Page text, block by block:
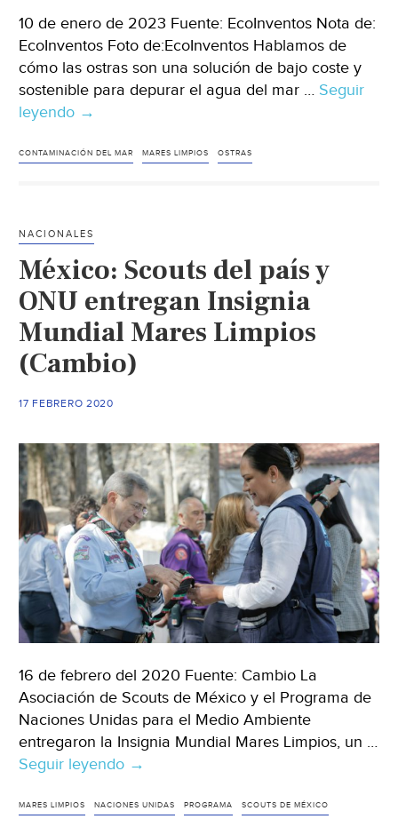
10 de enero de 2023 Fuente: EcoInventos Nota de:
EcoInventos Foto de:EcoInventos Hablamos de
cómo las ostras son una solución de bajo coste y
sostenible para depurar el agua del mar … Seguir
leyendo Mundo-
la
bajo
coste
limpiar
y
depurar
agua
mar
(EcoInventos)
→
CONTAMINACIÓN DEL MAR MARES LIMPIOS OSTRAS
NACIONALES
México: Scouts del país y
ONU entregan Insignia
Mundial Mares Limpios
(Cambio)
17 FEBRERO 2020
16 de febrero del 2020 Fuente: Cambio La
Asociación de Scouts de México y el Programa de
Naciones Unidas para el Medio Ambiente
entregaron la Insignia Mundial Mares Limpios, un …
Seguir leyendo México:
del
→
MARES LIMPIOS NACIONES UNIDAS PROGRAMA SCOUTS DE MÉXICO